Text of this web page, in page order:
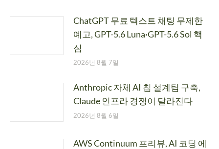
ChatGPT 무료 텍스트 채팅 무제한
예고, GPT-5.6 Luna·GPT-5.6 Sol 핵
심
2026년 8월 7일
Anthropic 자체 AI 칩 설계팀 구축,
Claude 인프라 경쟁이 달라진다
2026년 8월 6일
AWS Continuum 프리뷰, AI 코딩 에